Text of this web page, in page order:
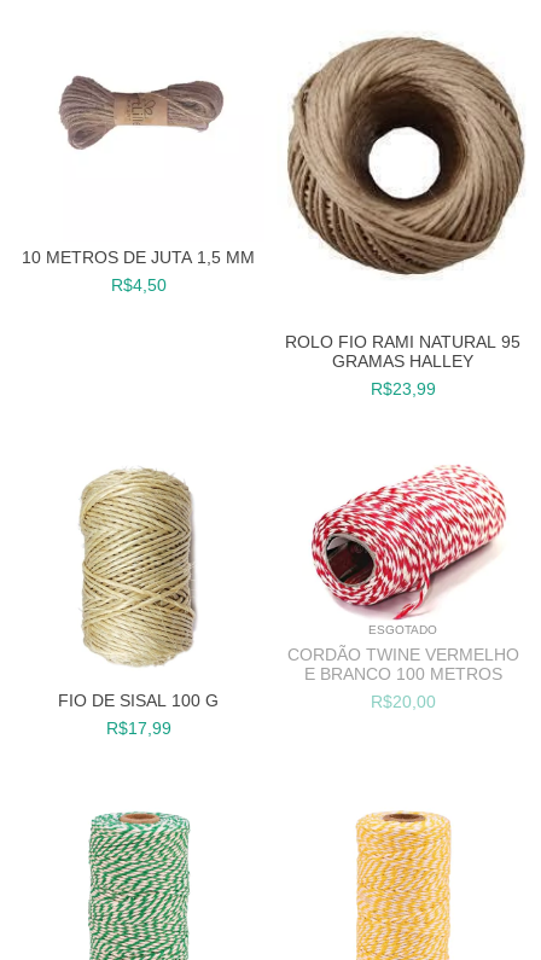
10 METROS DE JUTA 1,5 MM
R$4,50
ROLO FIO RAMI NATURAL 95
GRAMAS HALLEY
R$23,99
FIO DE SISAL 100 G
R$17,99
ESGOTADO
CORDÃO TWINE VERMELHO
E BRANCO 100 METROS
R$20,00